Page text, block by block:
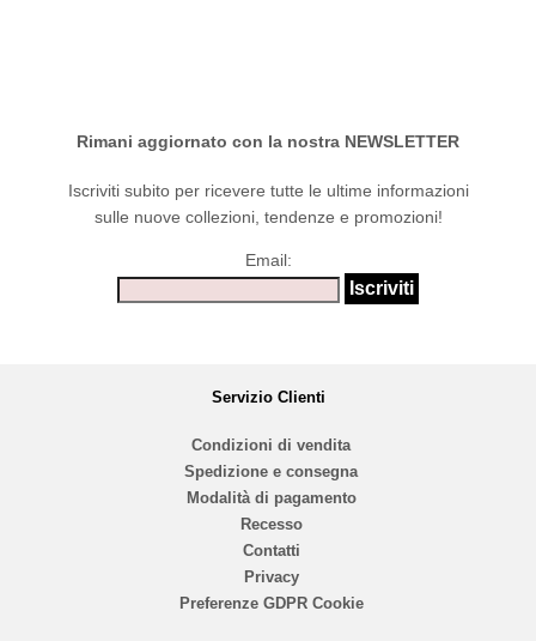
Rimani aggiornato con la nostra NEWSLETTER
Iscriviti subito per ricevere tutte le ultime informazioni
sulle nuove collezioni, tendenze e promozioni!
Email:
Servizio Clienti
Condizioni di vendita
Spedizione e consegna
Modalità di pagamento
Recesso
Contatti
Privacy
Preferenze GDPR Cookie